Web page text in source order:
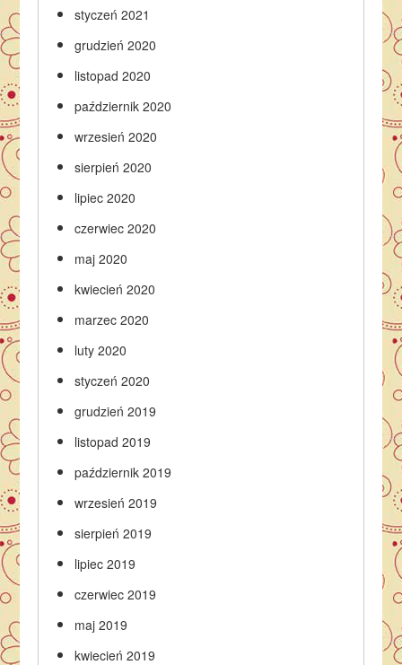
styczeń 2021
grudzień 2020
listopad 2020
październik 2020
wrzesień 2020
sierpień 2020
lipiec 2020
czerwiec 2020
maj 2020
kwiecień 2020
marzec 2020
luty 2020
styczeń 2020
grudzień 2019
listopad 2019
październik 2019
wrzesień 2019
sierpień 2019
lipiec 2019
czerwiec 2019
maj 2019
kwiecień 2019